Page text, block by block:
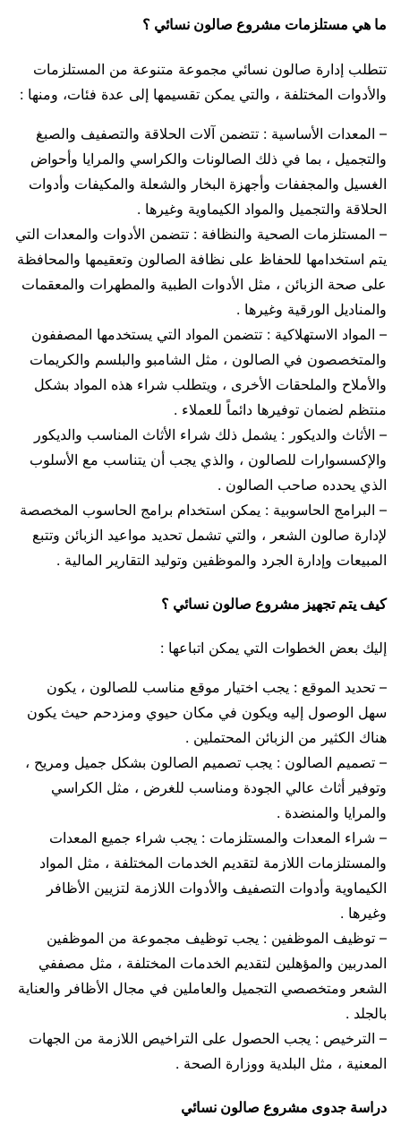
ما هي مستلزمات مشروع صالون نسائي ؟
تتطلب إدارة صالون نسائي مجموعة متنوعة من المستلزمات
والأدوات المختلفة ، والتي يمكن تقسيمها إلى عدة فئات، ومنها :
– المعدات الأساسية : تتضمن آلات الحلاقة والتصفيف والصبغ
والتجميل ، بما في ذلك الصالونات والكراسي والمرايا وأحواض
الغسيل والمجففات وأجهزة البخار والشعلة والمكيفات وأدوات
الحلاقة والتجميل والمواد الكيماوية وغيرها .
– المستلزمات الصحية والنظافة : تتضمن الأدوات والمعدات التي
يتم استخدامها للحفاظ على نظافة الصالون وتعقيمها والمحافظة
على صحة الزبائن ، مثل الأدوات الطبية والمطهرات والمعقمات
والمناديل الورقية وغيرها .
– المواد الاستهلاكية : تتضمن المواد التي يستخدمها المصففون
والمتخصصون في الصالون ، مثل الشامبو والبلسم والكريمات
والأملاح والملحقات الأخرى ، ويتطلب شراء هذه المواد بشكل
منتظم لضمان توفيرها دائماً للعملاء .
– الأثاث والديكور : يشمل ذلك شراء الأثاث المناسب والديكور
والإكسسوارات للصالون ، والذي يجب أن يتناسب مع الأسلوب
الذي يحدده صاحب الصالون .
– البرامج الحاسوبية : يمكن استخدام برامج الحاسوب المخصصة
لإدارة صالون الشعر ، والتي تشمل تحديد مواعيد الزبائن وتتبع
المبيعات وإدارة الجرد والموظفين وتوليد التقارير المالية .
كيف يتم تجهيز مشروع صالون نسائي ؟
إليك بعض الخطوات التي يمكن اتباعها :
– تحديد الموقع : يجب اختيار موقع مناسب للصالون ، يكون
سهل الوصول إليه ويكون في مكان حيوي ومزدحم حيث يكون
هناك الكثير من الزبائن المحتملين .
– تصميم الصالون : يجب تصميم الصالون بشكل جميل ومريح ،
وتوفير أثاث عالي الجودة ومناسب للغرض ، مثل الكراسي
والمرايا والمنضدة .
– شراء المعدات والمستلزمات : يجب شراء جميع المعدات
والمستلزمات اللازمة لتقديم الخدمات المختلفة ، مثل المواد
الكيماوية وأدوات التصفيف والأدوات اللازمة لتزيين الأظافر
وغيرها .
– توظيف الموظفين : يجب توظيف مجموعة من الموظفين
المدربين والمؤهلين لتقديم الخدمات المختلفة ، مثل مصففي
الشعر ومتخصصي التجميل والعاملين في مجال الأظافر والعناية
بالجلد .
– الترخيص : يجب الحصول على التراخيص اللازمة من الجهات
المعنية ، مثل البلدية ووزارة الصحة .
دراسة جدوى مشروع صالون نسائي